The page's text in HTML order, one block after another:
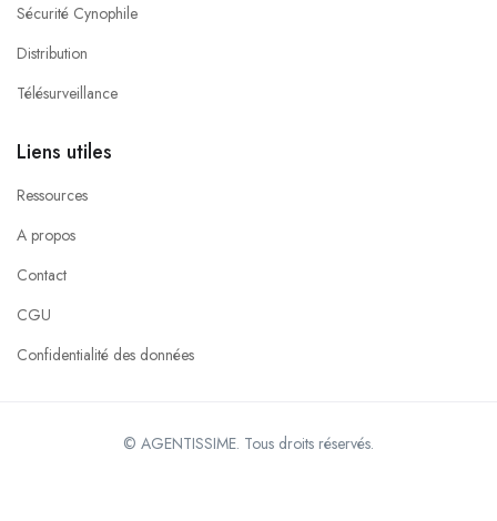
Sécurité Cynophile
Distribution
Télésurveillance
Liens utiles
Ressources
A propos
Contact
CGU
Confidentialité des données
© AGENTISSIME. Tous droits réservés.